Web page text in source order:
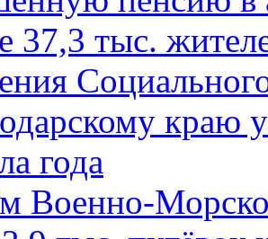
37,3 тыс.
краю
года
Военно-